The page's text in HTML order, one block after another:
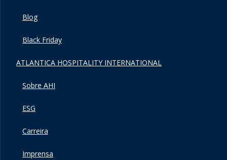
Blog
Black Friday
ATLANTICA HOSPITALITY INTERNATIONAL
Sobre AHI
ESG
Carreira
Imprensa